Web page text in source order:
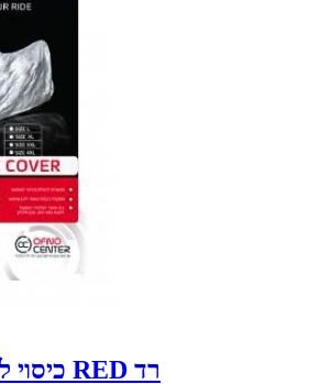
כיסוי לאופנוע עובי בינוני RED רד